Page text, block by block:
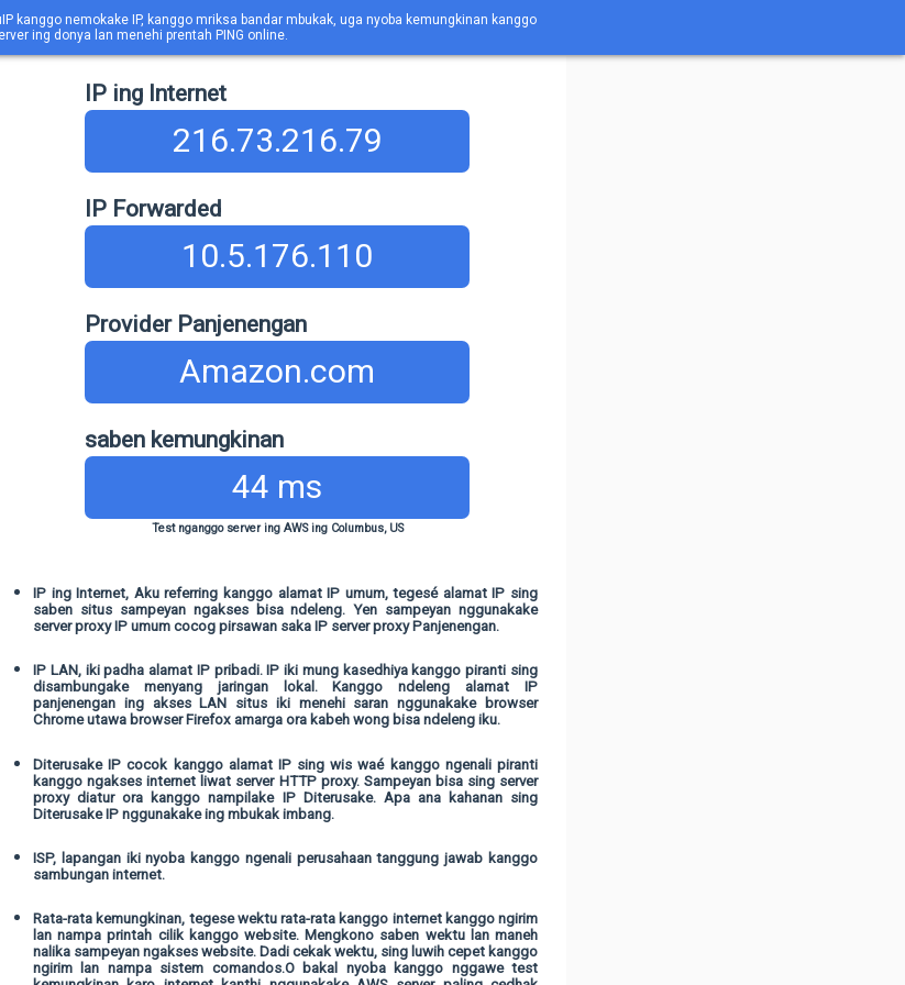
kanggo nemokake IP, kanggo mriksa bandar mbukak, uga nyoba kemungkinan kanggo
ing donya lan menehi prentah PING online.
IP ing Internet
216.73.216.79
IP Forwarded
10.5.176.110
Provider Panjenengan
Amazon.com
saben kemungkinan
44 ms
Test nganggo server ing AWS ing Columbus, US
IP ing Internet, Aku referring kanggo alamat IP umum, tegesé alamat IP sing
saben situs sampeyan ngakses bisa ndeleng. Yen sampeyan nggunakake
server proxy IP umum cocog pirsawan saka IP server proxy Panjenengan.
IP LAN, iki padha alamat IP pribadi. IP iki mung kasedhiya kanggo piranti sing
disambungake menyang jaringan lokal. Kanggo ndeleng alamat IP
panjenengan ing akses LAN situs iki menehi saran nggunakake browser
Chrome utawa browser Firefox amarga ora kabeh wong bisa ndeleng iku.
Diterusake IP cocok kanggo alamat IP sing wis waé kanggo ngenali piranti
kanggo ngakses internet liwat server HTTP proxy. Sampeyan bisa sing server
proxy diatur ora kanggo nampilake IP Diterusake. Apa ana kahanan sing
Diterusake IP nggunakake ing mbukak imbang.
ISP, lapangan iki nyoba kanggo ngenali perusahaan tanggung jawab kanggo
sambungan internet.
Rata-rata kemungkinan, tegese wektu rata-rata kanggo internet kanggo ngirim
lan nampa printah cilik kanggo website. Mengkono saben wektu lan maneh
nalika sampeyan ngakses website. Dadi cekak wektu, sing luwih cepet kanggo
ngirim lan nampa sistem comandos.O bakal nyoba kanggo nggawe test